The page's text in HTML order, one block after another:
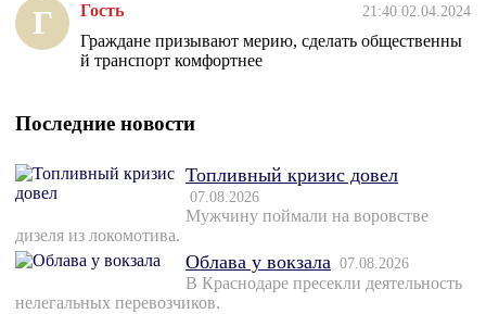
Г Гость 21:40 02.04.2024
Граждане призывают мерию, сделать общественны
й транспорт комфортнее
Последние новости
Топливный кризис довел
07.08.2026
Мужчину поймали на воровстве
дизеля из локомотива.
Облава у вокзала 07.08.2026
В Краснодаре пресекли деятельность
нелегальных перевозчиков.